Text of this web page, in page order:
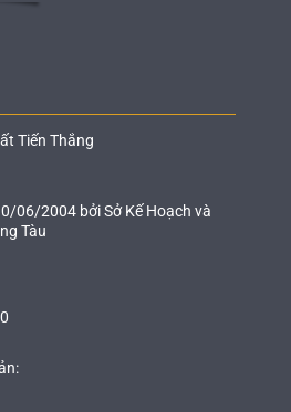
Tiến Thắng
06/2004 bởi Sở Kế Hoạch và
Tàu